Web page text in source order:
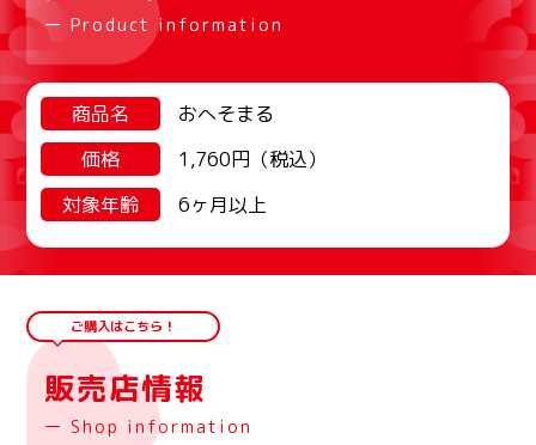
ー Product information
商品名
おへそまる
価格
1,760円（税込）
対象年齢
6ヶ月以上
ご購入はこちら！
販売店情報
ー Shop information